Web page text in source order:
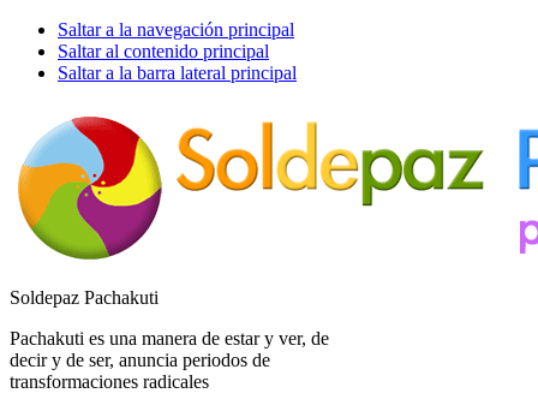
Saltar a la navegación principal
Saltar al contenido principal
Saltar a la barra lateral principal
Soldepaz Pachakuti
Pachakuti es una manera de estar y ver, de
decir y de ser, anuncia periodos de
transformaciones radicales